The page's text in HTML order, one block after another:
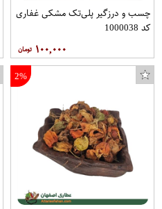
چسب و درزگیر پلی‌تک مشکی غفاری
کد 1000038
۱۰۰,۰۰۰
2%